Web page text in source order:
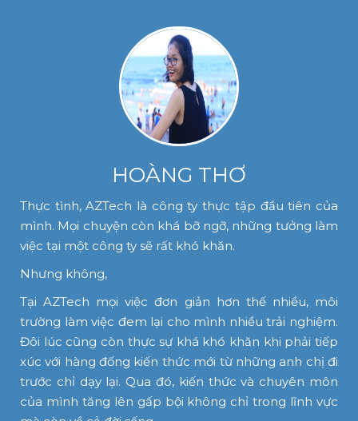
HOÀNG THƠ
Thực tình, AZTech là công ty thực tập đầu tiên của
mình. Mọi chuyện còn khá bỡ ngỡ, những tưởng làm
việc tại một công ty sẽ rất khó khăn.
Nhưng không,
Tại AZTech mọi việc đơn giản hơn thế nhiều, môi
trường làm việc đem lại cho mình nhiều trải nghiệm.
Đôi lúc cũng còn thực sự khá khó khăn khi phải tiếp
xúc với hàng đống kiến thức mới từ những anh chị đi
trước chỉ dạy lại. Qua đó, kiến thức và chuyên môn
của mình tăng lên gấp bội không chỉ trong lĩnh vực